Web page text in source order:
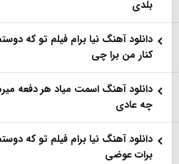
بلدی
دانلود آهنگ نیا برام فیلم تو‌ که
کنار من برا چی
دانلود آهنگ اسمت میاد هر دفعه
چه عادی
دانلود آهنگ نیا برام فیلم تو‌ که
برات عوضی